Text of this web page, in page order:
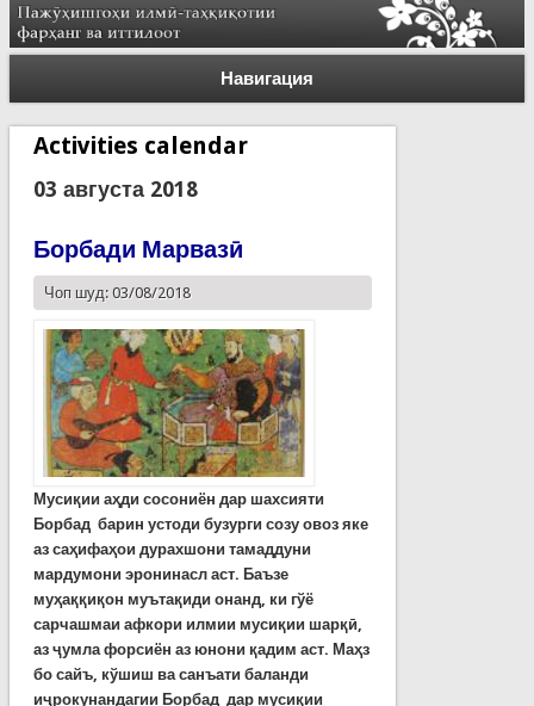
Навигация
Activities calendar
03 августа 2018
Борбади Марвазӣ
Чоп шуд: 03/08/2018
Мусиқии аҳди сосониён дар шахсияти
Борбад барин устоди бузурги созу овоз яке
аз саҳифаҳои дурахшони тамаддуни
мардумони эронинасл аст. Баъзе
муҳаққиқон муътақиди онанд, ки гўё
сарчашмаи афкори илмии мусиқии шарқӣ,
аз ҷумла форсиён аз юнони қадим аст. Маҳз
бо сайъ, кўшиш ва санъати баланди
иҷрокунандагии Борбад дар мусиқии